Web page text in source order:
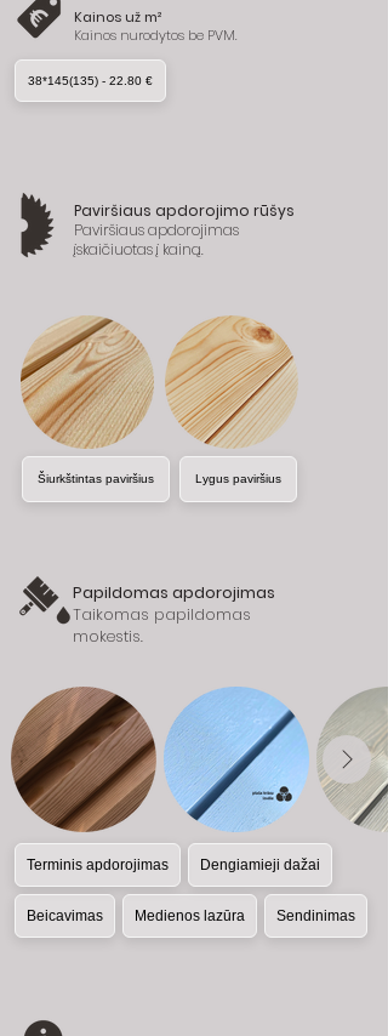
Kainos už m²
Kainos nurodytos be PVM.
38*145(135) - 22.80 €
Paviršiaus apdorojimo rūšys
Paviršiaus apdorojimas
įskaičiuotas į kainą.
Šiurkštintas paviršius Lygus paviršius
Papildomas apdorojimas
Taikomas papildomas
mokestis.
Terminis apdorojimas Dengiamieji dažai
Beicavimas Medienos lazūra Sendinimas